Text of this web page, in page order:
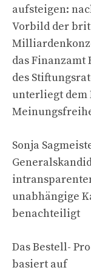
aufsteigen:
Vorbild der
das Finanzamt
des
unterliegt dem
Sonja
unabhängige
benachteiligt
Das Bestell-
basiert auf